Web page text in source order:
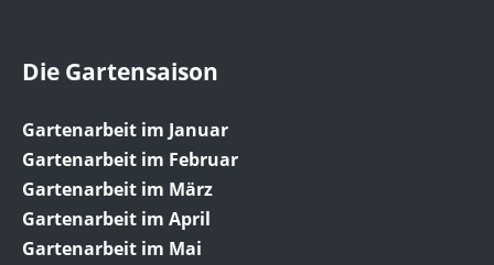
Die Gartensaison
Gartenarbeit im Januar
Gartenarbeit im Februar
Gartenarbeit im März
Gartenarbeit im April
Gartenarbeit im Mai